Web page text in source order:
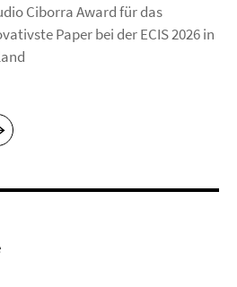
Ciborra Award für das
Paper bei der ECIS 2026 in